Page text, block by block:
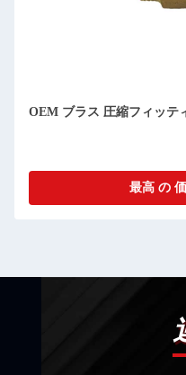
OEM ブラス 圧縮フィッテ
最高 の